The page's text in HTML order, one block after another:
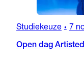
Studiekeuze • 7
Open dag